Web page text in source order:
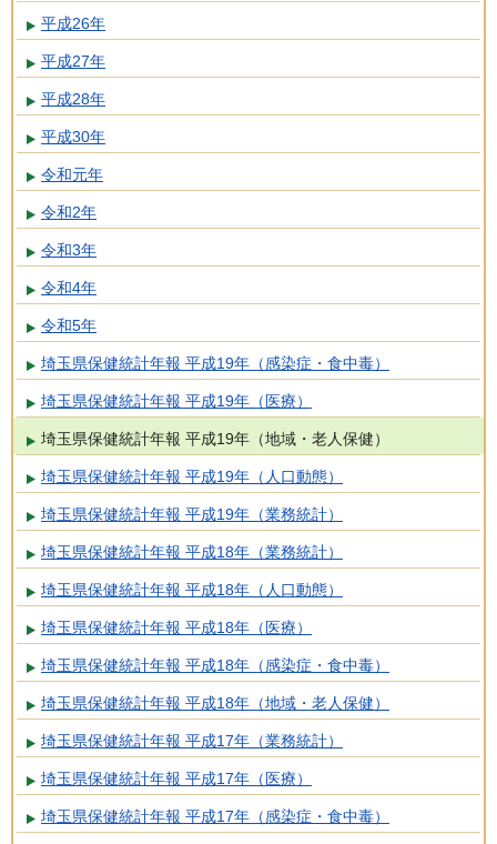
平成26年
平成27年
平成28年
平成30年
令和元年
令和2年
令和3年
令和4年
令和5年
埼玉県保健統計年報 平成19年（感染症・食中毒）
埼玉県保健統計年報 平成19年（医療）
埼玉県保健統計年報 平成19年（地域・老人保健）
埼玉県保健統計年報 平成19年（人口動態）
埼玉県保健統計年報 平成19年（業務統計）
埼玉県保健統計年報 平成18年（業務統計）
埼玉県保健統計年報 平成18年（人口動態）
埼玉県保健統計年報 平成18年（医療）
埼玉県保健統計年報 平成18年（感染症・食中毒）
埼玉県保健統計年報 平成18年（地域・老人保健）
埼玉県保健統計年報 平成17年（業務統計）
埼玉県保健統計年報 平成17年（医療）
埼玉県保健統計年報 平成17年（感染症・食中毒）